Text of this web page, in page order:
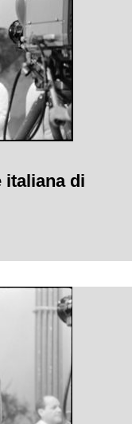
italiana di